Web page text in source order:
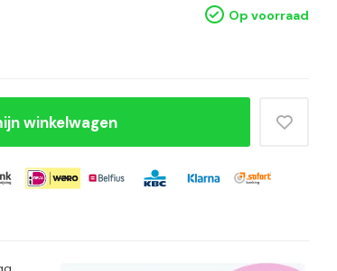
Op voorraad
winkelwagen